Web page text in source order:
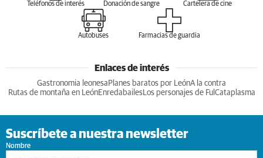
Teléfonos de interés Donación de sangre Cartelera de cine
Autobuses Farmacias de guardia
Enlaces de interés
Gastronomia leonesa Planes baratos por LeónA la contra
Rutas de montaña en LeónEnredabailesLos personajes de Ful Cataplasma
Suscríbete a nuestra newsletter
Nombre